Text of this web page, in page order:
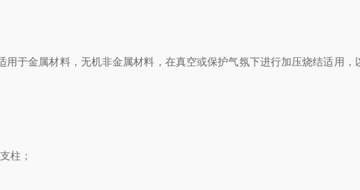
金属材料，无机非金属材料，在真空或保护气氛下进行加压烧结适用，
柱；